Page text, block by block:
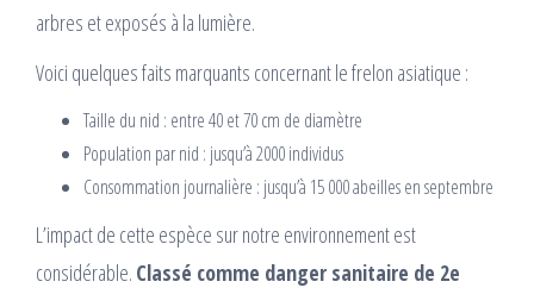
arbres et exposés à la lumière.
Voici quelques faits marquants concernant le frelon asiatique :
Taille du nid : entre 40 et 70 cm de diamètre
Population par nid : jusqu’à 2000 individus
Consommation journalière : jusqu’à 15 000 abeilles en septembre
L’impact de cette espèce sur notre environnement est
considérable. Classé comme danger sanitaire de 2e